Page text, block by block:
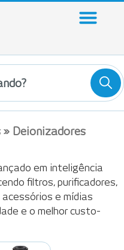
» Deionizadores
em inteligência
filtros, purificadores,
e mídias
e o melhor custo-